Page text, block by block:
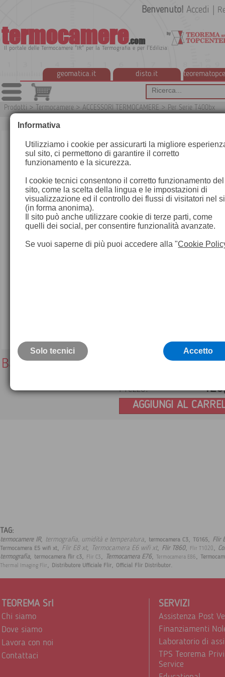
termocamere.com
Il portale delle Termocamere "IR" per la Termografia e per l'Edilizia
geomatica.it disto.it
Benvenuto! Accedi
Prodotti > Termocamere > ACCESSORI TERMOCAMERE > Per Serie T400bx
Batteria per Termocamera Flir Serie
Prezzo:
AGGIUNGI AL
TAG:
termocamere IR, termografia, umidità e temperatura, termocamera C3, TG165, Flir
Termocamera E5 wifi xt, Flir E8 xt, Termocamera E6 wifi xt, Flir T860, Flir T1020,
termografia, termocamera flir c3, Flir C3, Termocamera E76, Termocamera E86,
Thermal Imaging Flir, Distributore Ufficiale Flir, Official Flir Distributor.
TEOREMA Srl
Chi siamo
Dove siamo
Lavora con noi
Contattaci
SERVIZI
Assistenza Post
Finanziamenti
Laboratorio di
TPS Teorema
Service
Informativa
Utilizziamo i cookie per assicurarti la migliore
sul sito, ci permettono di garantire il corretto
funzionamento e la sicurezza.
I cookie tecnici consentono il corretto funzionamento del
sito, come la scelta della lingua e le impostazioni di
visualizzazione ed il controllo dei flussi di visitatori nel
(in forma anonima).
Il sito può anche utilizzare cookie di terze parti, come
quelli dei social, per consentire funzionalità avanzate.
Se vuoi saperne di più puoi accedere alla "Cookie
Solo tecnici Accetto